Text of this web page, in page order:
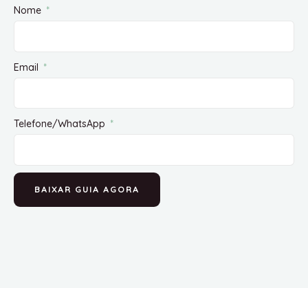
Nome
Email
Telefone/WhatsApp
BAIXAR GUIA AGORA